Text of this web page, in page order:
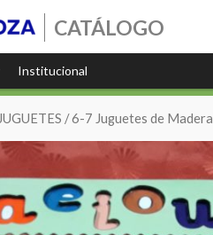
CATÁLOGO
Institucional
/6-7 Juguetes de Madera